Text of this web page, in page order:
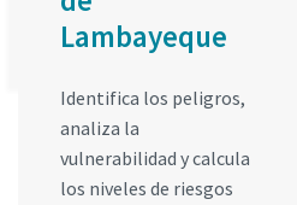
Lambayeque
Identifica los peligros,
analiza la
vulnerabilidad y calcula
los niveles de riesgos